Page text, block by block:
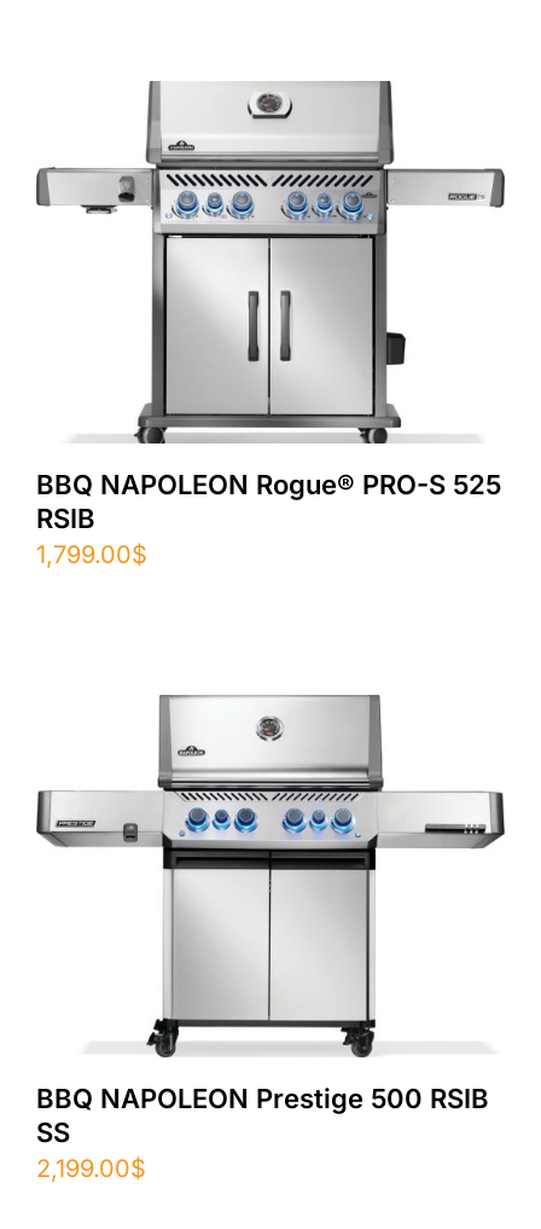
BBQ NAPOLEON Rogue® PRO-S 525
RSIB
1,799.00$
BBQ NAPOLEON Prestige 500 RSIB
SS
2,199.00$